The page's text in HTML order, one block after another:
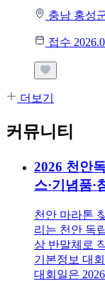
충남 홍성
접수
더보기
커뮤니티
2026 천안
스·기념품·
천안 마라톤
리는 천안 독
상 반말체로
기본정보 대
대회일은